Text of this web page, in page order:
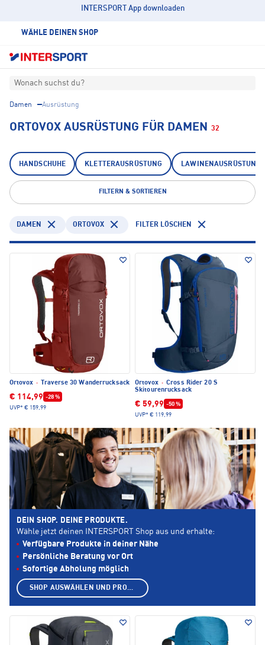
INTERSPORT App downloaden
WÄHLE DEINEN SHOP
Wonach suchst du?
Damen Ausrüstung
ORTOVOX AUSRÜSTUNG FÜR DAMEN 32
HANDSCHUHE KLETTERAUSRÜSTUNG LAWINENAUSRÜSTUNG
FILTERN & SORTIEREN
DAMEN ORTOVOX FILTER LÖSCHEN
Ortovox · Traverse 30 Wanderrucksack
€ 114,99 -28 %
UVP* € 159,99
Ortovox · Cross Rider 20 S
Skitourenrucksack
€ 59,99 -50 %
UVP* € 119,99
DEIN SHOP. DEINE PRODUKTE.
Wähle jetzt deinen INTERSPORT Shop aus und erhalte:
Verfügbare Produkte in deiner Nähe
Persönliche Beratung vor Ort
Sofortige Abholung möglich
SHOP AUSWÄHLEN UND PRODUKTE ANZEIGEN